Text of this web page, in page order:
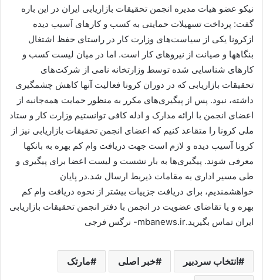
نیکو عضو هیات مدیره انجمن تحقیقات بازاریابی ایران در این باره
گفت: پرداخت تسهیلات حمایتی به کسب و کارهای آسیب دیده
ازکرونا یکی از سیاست‌های وزارت کار در راستای حفظ اشتغال
بنگاهها و صیانت از نیروهای کار است. اما در میان لیست کسب و
کارهای شناسایی شده توسط وزارتخانه نامی از شرکت‌های
تحقیقات بازاریابی که در دوران کرونا فعالیت آنها کاهش چشمگیری
داشته، نبود. پس از پیگیری‌های مکرر به منظور حمایت همه‌جانبه از
اعضای انجمن با ارائه مدارک و ادله کافی توانستیم وزارت کار و ستاد
ملی کرونا را متقاعد کنیم که اعضای انجمن تحقیقات بازاریابی نیز از
کرونا آسیب دیده و لازم است جهت دریافت وام کم بهره به بانکها
معرفی شوند. پیگیری‌ها به بار نشست و لیست اعضا برای پیگیری و
طی مسیر اداری به مقامات ذیربط ارسال شد.در پایان
خواهشمندیم، برای دریافت جزییات بیشتر از نحوه دریافت وام کم
بهره و یا تقاضای عضويت در انجمن با دفتر انجمن تحقیقات بازاریابی
ایران تماس بگیرید.mbanews.ir- نرگس فرجی
انتخاب سردبیر خبر اصلی مارتک